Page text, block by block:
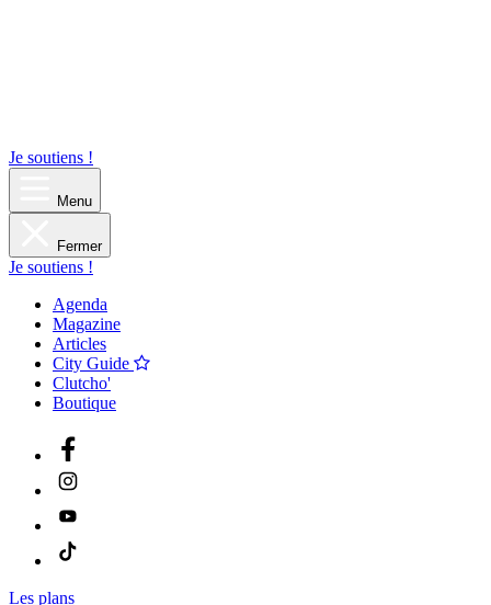
Je soutiens !
Menu
Fermer
Je soutiens !
Agenda
Magazine
Articles
City Guide
Clutcho'
Boutique
Les plans